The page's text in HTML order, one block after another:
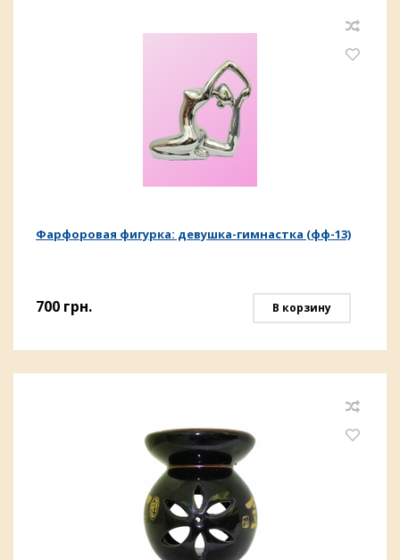
Фарфоровая фигурка: девушка-гимнастка (фф-13)
700 грн. В корзину